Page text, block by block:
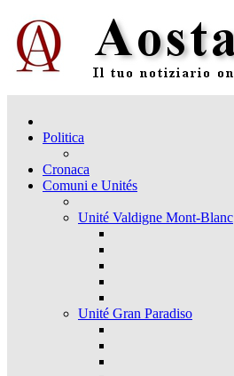
Politica
Cronaca
Comuni e Unités
Unité Valdigne Mont-Blanc
Unité Gran Paradiso